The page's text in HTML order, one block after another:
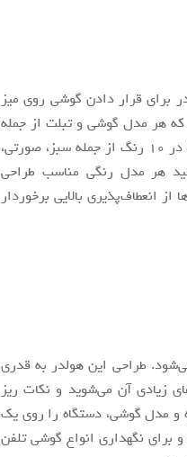
برای قرار دادن گوشی روی میز
هر مدل گوشی و تبلت از جمله
گوشی‌های آیفون یا تبلت‌های آیپد را نگه می‌دارد. پایه OK Stand در ۱۰ رنگ از جمله سبز، صورتی،
هر مدل رنگی مناسب طراحی
انعطاف‌پذیری بالایی برخوردار
طراحی این هولدر به قدری
زیادی آن می‌شوید و نکات ریز
و مدل گوشی، دستگاه را روی یک
نگهداری انواع گوشی تلفن